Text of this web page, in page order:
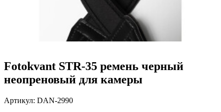
Fotokvant STR-35 ремень черный
неопреновый для камеры
Артикул: DAN-2990